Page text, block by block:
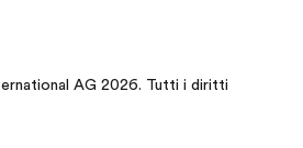
AG 2026. Tutti i diritti